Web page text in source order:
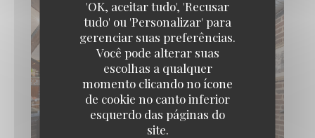
'OK, aceitar tudo', 'Recusar
tudo' ou 'Personalizar' para
gerenciar suas preferências.
Você pode alterar suas
escolhas a qualquer
momento clicando no ícone
de cookie no canto inferior
esquerdo das páginas do
site.